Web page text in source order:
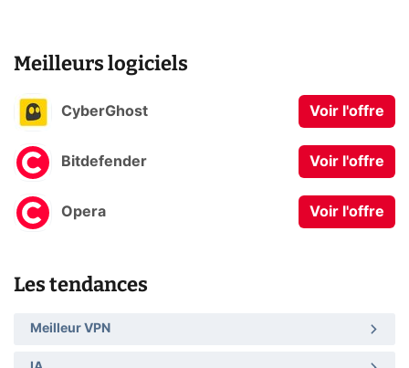
Meilleurs logiciels
CyberGhost Voir l'offre
Bitdefender Voir l'offre
Opera Voir l'offre
Les tendances
Meilleur VPN